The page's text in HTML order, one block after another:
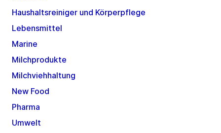
Haushaltsreiniger und Körperpflege
Lebensmittel
Marine
Milchprodukte
Milchviehhaltung
New Food
Pharma
Umwelt